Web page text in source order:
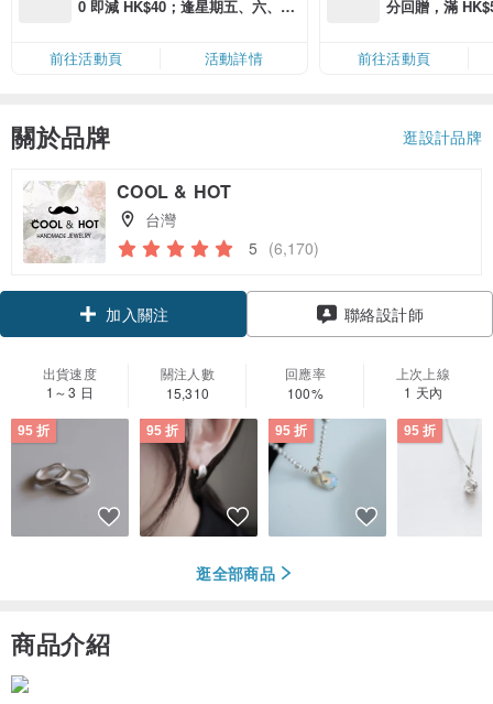
0 即減 HK$40；逢星期五、六、日
卡」結帳）
前往活動頁 活動詳情
分回贈，滿
前往活動頁
關於品牌 逛設計品牌
COOL & HOT
台灣
5 (6,170)
加入關注
聯絡設計師
出貨速度
1～3 日
關注人數
15,310
回應率
100%
上次上線
1 天內
95 折 95 折 95 折 95 折
逛全部商品
商品介紹